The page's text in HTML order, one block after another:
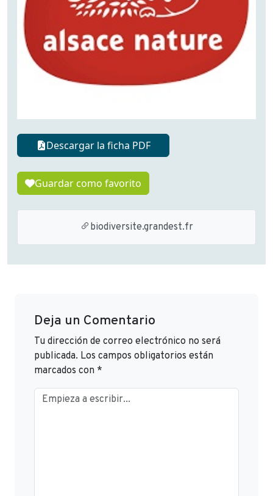
Descargar la ficha PDF
Guardar como favorito
biodiversite.grandest.fr
Deja un Comentario
Tu dirección de correo electrónico no será
publicada. Los campos obligatorios están
marcados con *